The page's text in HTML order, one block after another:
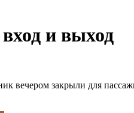
и выход
вечером закрыли для